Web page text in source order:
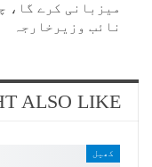
میزبانی کرے گا،
نائب وزیرخارجہ
ALSO LIKE
کھیل